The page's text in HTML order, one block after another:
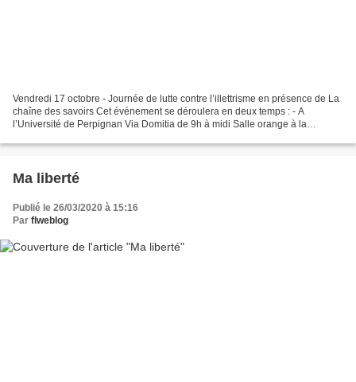
Vendredi 17 octobre - Journée de lutte contre l’illettrisme en présence de La
chaîne des savoirs Cet événement se déroulera en deux temps : - A
l’Université de Perpignan Via Domitia de 9h à midi Salle orange à la
Ma liberté
Publié le 26/03/2020 à 15:16
Par flweblog